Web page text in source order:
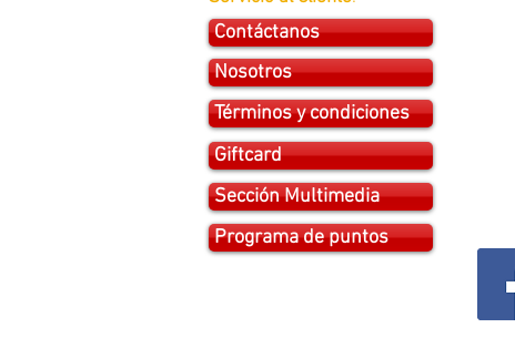
Contáctanos
Nosotros
Términos y condiciones
Giftcard
Sección Multimedia
Programa de puntos